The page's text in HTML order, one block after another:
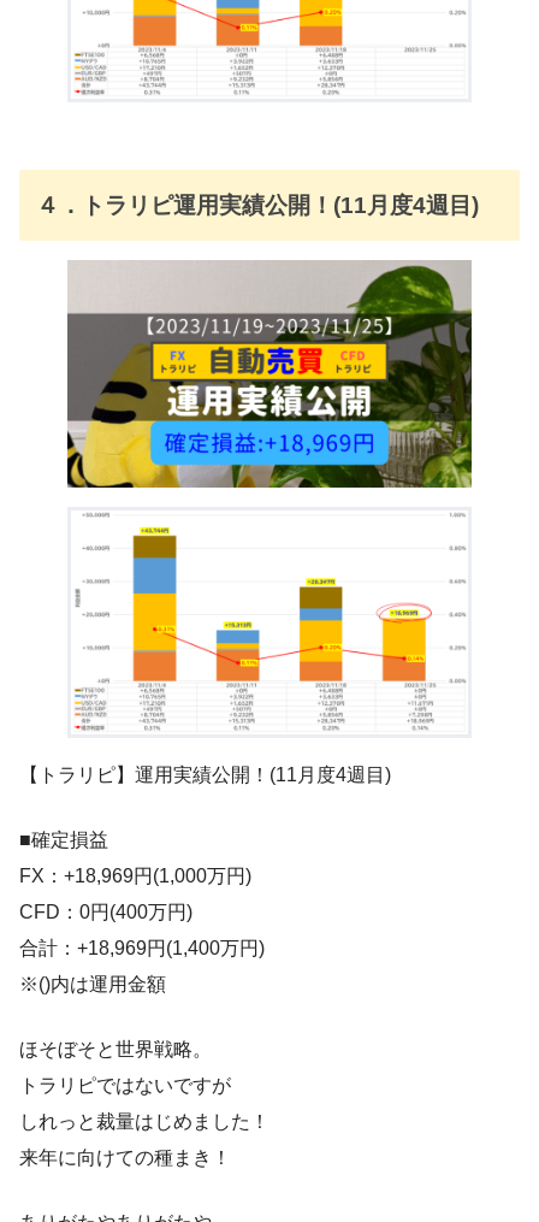
４．トラリピ運用実績公開！(11月度4週目)
【トラリピ】運用実績公開！(11月度4週目)
■確定損益
FX：+18,969円(1,000万円)
CFD：0円(400万円)
合計：+18,969円(1,400万円)
※()内は運用金額
ほそぼそと世界戦略。
トラリピではないですが
しれっと裁量はじめました！
来年に向けての種まき！